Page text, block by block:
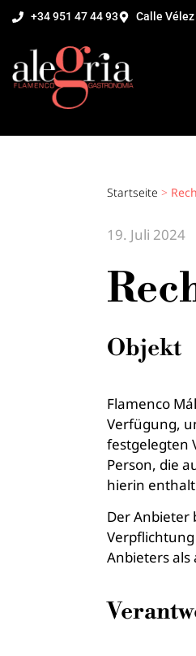
+34 951 47 44 93 Calle
Startseite >
19. Juli 2024
Objekt
Flamenco
Verfügung,
festgelegten
Person, die
hierin
Der Anbieter
Anbieters